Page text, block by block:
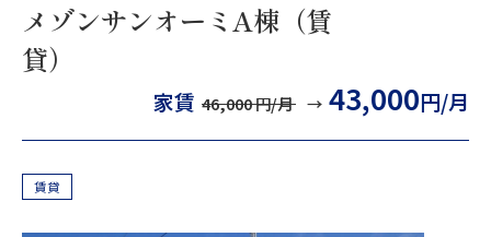
メゾンサンオーミA棟（賃
貸）
家賃 46,000円/月 43,000円/月
賃貸